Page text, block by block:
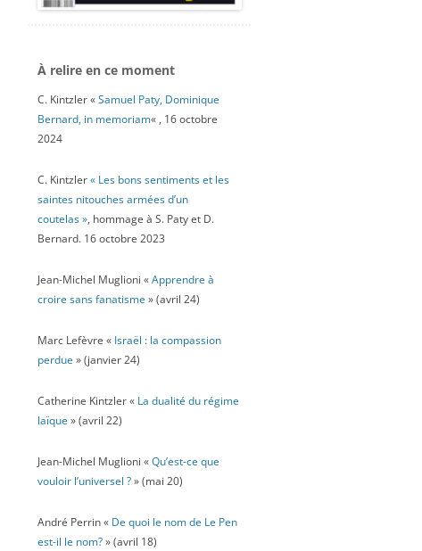
À relire en ce moment
C. Kintzler «Samuel Paty, Dominique
Bernard, in memoriam« , 16 octobre
2024
C. Kintzler« Les bons sentiments et les
saintes nitouches armées d’un
coutelas », hommage à S. Paty et D.
Bernard. 16 octobre 2023
Jean-Michel Muglioni «Apprendre à
croire sans fanatisme » (avril 24)
Marc Lefèvre « Israël : la compassion
perdue » (janvier 24)
Catherine Kintzler « La dualité du régime
laïque » (avril 22)
Jean-Michel Muglioni «Qu’est-ce que
vouloir l’universel ?» (mai 20)
André Perrin « De quoi le nom de Le Pen
est-il le nom?» (avril 18)